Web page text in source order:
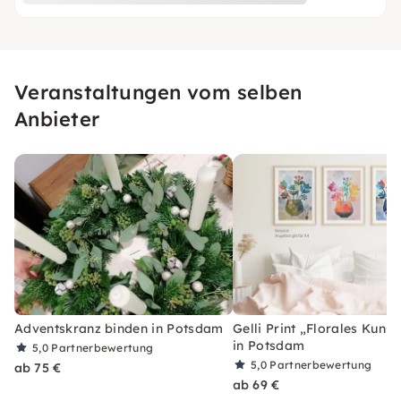
Veranstaltungen vom selben
Anbieter
Adventskranz binden in Potsdam
5,0 Partnerbewertung
ab 75 €
Gelli Print „Florales
in Potsdam
5,0 Partnerbewertung
ab 69 €